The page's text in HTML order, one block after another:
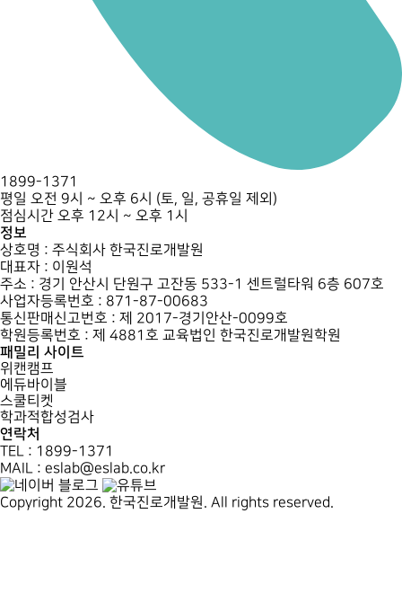
1899-1371
평일 오전 9시 ~ 오후 6시 (토, 일, 공휴일 제외)
점심시간 오후 12시 ~ 오후 1시
정보
상호명 : 주식회사 한국진로개발원
대표자 : 이원석
주소 : 경기 안산시 단원구 고잔동 533-1 센트럴타워 6층 607호
사업자등록번호 : 871-87-00683
통신판매신고번호 : 제 2017-경기안산-0099호
학원등록번호 : 제 4881호 교육법인 한국진로개발원학원
패밀리 사이트
위캔캠프
에듀바이블
스쿨티켓
학과적합성검사
연락처
TEL : 1899-1371
MAIL : eslab@eslab.co.kr
Copyright 2026. 한국진로개발원. All rights reserved.